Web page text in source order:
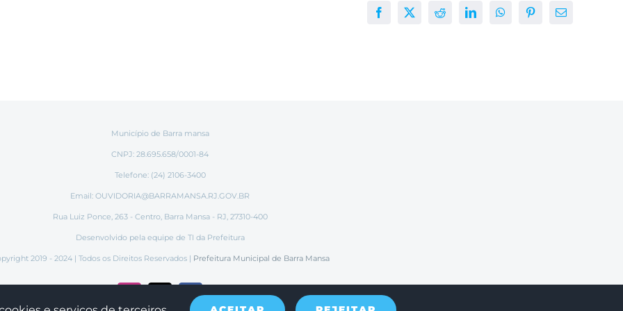
Facebook
X RedditLinkedInWhatsAppPinterest
E-
Município de Barra mansa
CNPJ: 28.695.658/0001-84
Telefone: (24) 2106-3400
Email:OUVIDORIA@BARRAMANSA.RJ.GOV.BR
Rua Luiz Ponce, 263 - Centro, Barra Mansa - RJ, 27310-400
Desenvolvido pela equipe de TI da Prefeitura
2019 - 2024 | Todos os Direitos Reservados | Prefeitura Municipal de Barra Mansa
Facebook